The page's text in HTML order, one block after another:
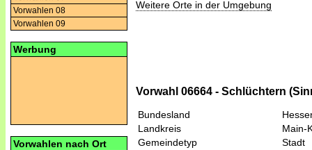
Vorwahlen 08
Vorwahlen 09
Werbung
Vorwahlen nach Ort
Weitere Orte in der Umgebung
Vorwahl 06664 - Schlüchtern
Bundesland
Landkreis
Main-
Gemeindetyp
Stadt